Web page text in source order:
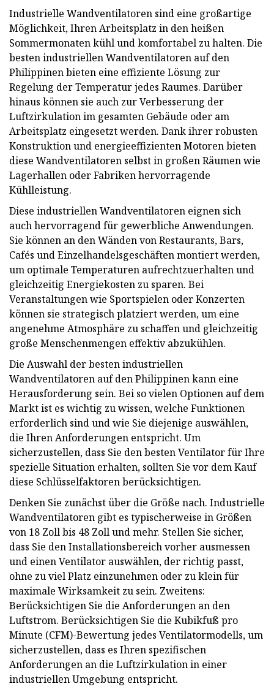
Industrielle Wandventilatoren sind eine großartige
Möglichkeit, Ihren Arbeitsplatz in den heißen
Sommermonaten kühl und komfortabel zu halten. Die
besten industriellen Wandventilatoren auf den
Philippinen bieten eine effiziente Lösung zur
Regelung der Temperatur jedes Raumes. Darüber
hinaus können sie auch zur Verbesserung der
Luftzirkulation im gesamten Gebäude oder am
Arbeitsplatz eingesetzt werden. Dank ihrer robusten
Konstruktion und energieeffizienten Motoren bieten
diese Wandventilatoren selbst in großen Räumen wie
Lagerhallen oder Fabriken hervorragende
Kühlleistung.
Diese industriellen Wandventilatoren eignen sich
auch hervorragend für gewerbliche Anwendungen.
Sie können an den Wänden von Restaurants, Bars,
Cafés und Einzelhandelsgeschäften montiert werden,
um optimale Temperaturen aufrechtzuerhalten und
gleichzeitig Energiekosten zu sparen. Bei
Veranstaltungen wie Sportspielen oder Konzerten
können sie strategisch platziert werden, um eine
angenehme Atmosphäre zu schaffen und gleichzeitig
große Menschenmengen effektiv abzukühlen.
Die Auswahl der besten industriellen
Wandventilatoren auf den Philippinen kann eine
Herausforderung sein. Bei so vielen Optionen auf dem
Markt ist es wichtig zu wissen, welche Funktionen
erforderlich sind und wie Sie diejenige auswählen,
die Ihren Anforderungen entspricht. Um
sicherzustellen, dass Sie den besten Ventilator für Ihre
spezielle Situation erhalten, sollten Sie vor dem Kauf
diese Schlüsselfaktoren berücksichtigen.
Denken Sie zunächst über die Größe nach. Industrielle
Wandventilatoren gibt es typischerweise in Größen
von 18 Zoll bis 48 Zoll und mehr. Stellen Sie sicher,
dass Sie den Installationsbereich vorher ausmessen
und einen Ventilator auswählen, der richtig passt,
ohne zu viel Platz einzunehmen oder zu klein für
maximale Wirksamkeit zu sein. Zweitens:
Berücksichtigen Sie die Anforderungen an den
Luftstrom. Berücksichtigen Sie die Kubikfuß pro
Minute (CFM)-Bewertung jedes Ventilatormodells, um
sicherzustellen, dass es Ihren spezifischen
Anforderungen an die Luftzirkulation in einer
industriellen Umgebung entspricht.